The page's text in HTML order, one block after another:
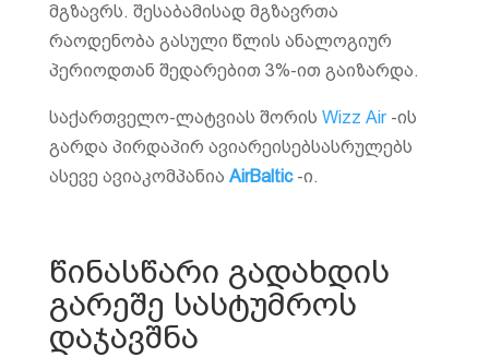
მგზავრს. შესაბამისად მგზავრთა
რაოდენობა გასული წლის ანალოგიურ
პერიოდთან შედარებით 3%-ით გაიზარდა.
საქართველო-ლატვიას შორის Wizz Air-ის
გარდა პირდაპირ ავიარეისებსასრულებს
ასევე ავიაკომპანია AirBaltic-ი.
წინასწარი გადახდის
გარეშე სასტუმროს
დაჯავშნა